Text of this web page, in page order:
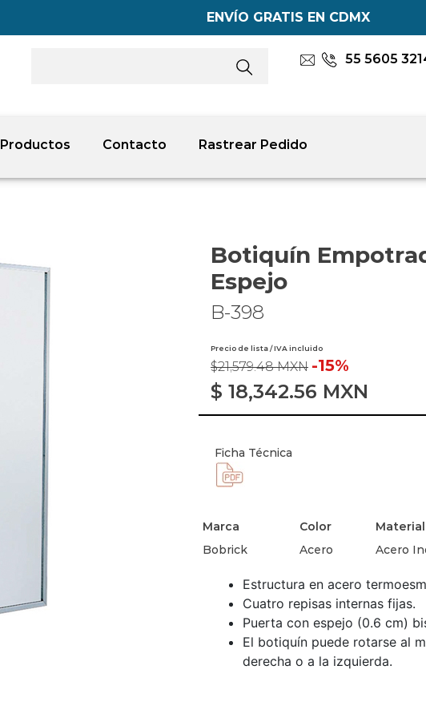
ENVÍO GRATIS EN CDMX
55 5605
Productos Contacto Rastrear Pedido
Botiquín
Espejo
B-398
Precio de lista / IVA incluido
$21,579.48 MXN -15%
$ 18,342.56 MXN
Ficha Técnica
Marca Color Material
Bobrick
Acero Acero
Estructura en acero
Cuatro repisas internas fijas.
Puerta con espejo (0.6 cm)
El botiquín puede rotarse al
derecha o a la izquierda.